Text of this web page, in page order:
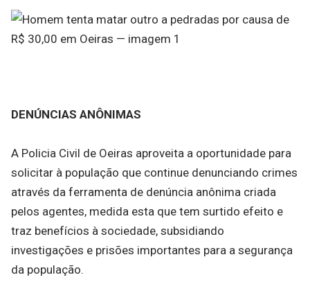
DENÚNCIAS ANÔNIMAS
A Policia Civil de Oeiras aproveita a oportunidade para
solicitar à população que continue denunciando crimes
através da ferramenta de denúncia anônima criada
pelos agentes, medida esta que tem surtido efeito e
traz benefícios à sociedade, subsidiando
investigações e prisões importantes para a segurança
da população.